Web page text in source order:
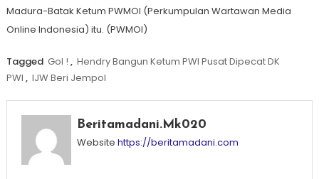
Madura-Batak Ketum PWMOI (Perkumpulan Wartawan Media
Online Indonesia) itu. (PWMOI)
Tagged Gol ! , Hendry Bangun Ketum PWI Pusat Dipecat DK
PWI , IJW Beri Jempol
Beritamadani.mk020
Website https://beritamadani.com